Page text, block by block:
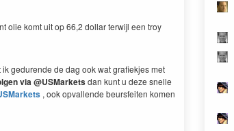
olie komt uit op 66,2 dollar terwijl een troy
gedurende de dag ook wat grafiekjes met
via @USMarketsdan kunt u deze snelle
, ook opvallende beursfeiten komen